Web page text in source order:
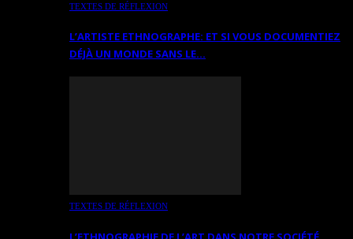
TEXTES DE RÉFLEXION
L’ARTISTE ETHNOGRAPHE: ET SI VOUS DOCUMENTIEZ
DÉJÀ UN MONDE SANS LE…
TEXTES DE RÉFLEXION